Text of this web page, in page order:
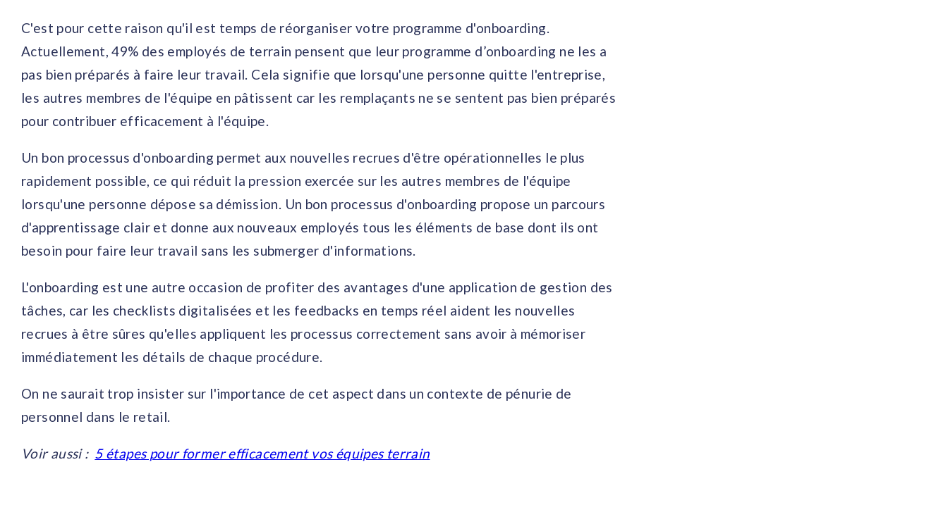
C'est pour cette raison qu'il est temps de réorganiser votre programme d'onboarding.
Actuellement, 49% des employés de terrain pensent que leur programme d’onboarding ne les a
pas bien préparés à faire leur travail. Cela signifie que lorsqu'une personne quitte l'entreprise,
les autres membres de l'équipe en pâtissent car les remplaçants ne se sentent pas bien préparés
pour contribuer efficacement à l'équipe.
Un bon processus d'onboarding permet aux nouvelles recrues d'être opérationnelles le plus
rapidement possible, ce qui réduit la pression exercée sur les autres membres de l'équipe
lorsqu'une personne dépose sa démission. Un bon processus d'onboarding propose un parcours
d'apprentissage clair et donne aux nouveaux employés tous les éléments de base dont ils ont
besoin pour faire leur travail sans les submerger d'informations.
L'onboarding est une autre occasion de profiter des avantages d'une application de gestion des
tâches, car les checklists digitalisées et les feedbacks en temps réel aident les nouvelles
recrues à être sûres qu'elles appliquent les processus correctement sans avoir à mémoriser
immédiatement les détails de chaque procédure.
On ne saurait trop insister sur l'importance de cet aspect dans un contexte de pénurie de
personnel dans le retail.
Voir aussi : 5 étapes pour former efficacement vos équipes terrain